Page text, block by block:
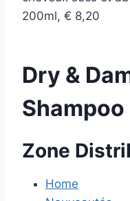
200ml, € 8,20
Dry &
Shampoo
Zone
Home